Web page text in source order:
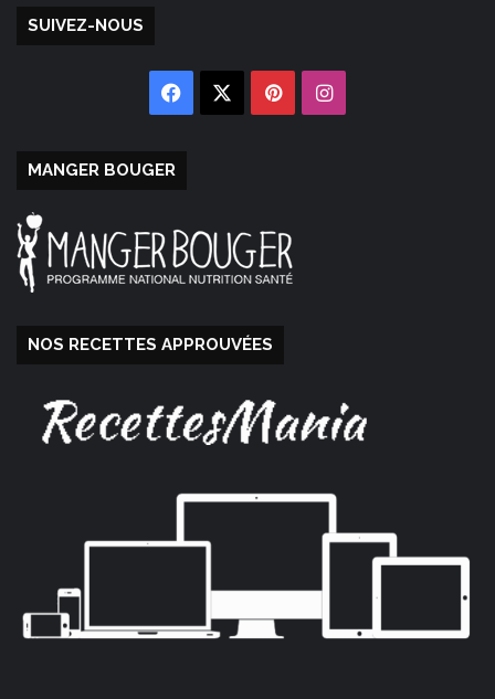
SUIVEZ-NOUS
Facebook PinterestInstagram
MANGER BOUGER
NOS RECETTES APPROUVÉES